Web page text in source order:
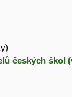
českých škol